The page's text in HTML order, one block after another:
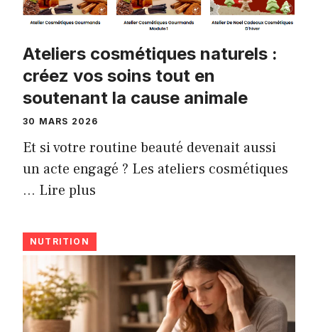
Ateliers cosmétiques naturels :
créez vos soins tout en
soutenant la cause animale
30 MARS 2026
Et si votre routine beauté devenait aussi
un acte engagé ? Les ateliers cosmétiques
… Lire plus
NUTRITION